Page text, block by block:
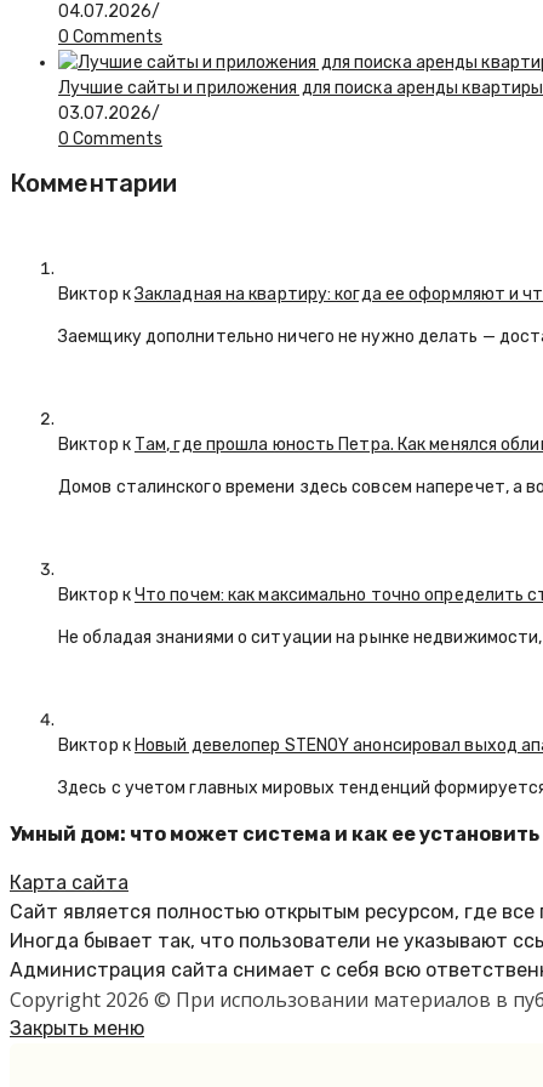
04.07.2026/
0 Comments
Лучшие сайты и приложения для поиска аренды
03.07.2026/
0 Comments
Комментарии
Виктор кЗакладная на квартиру: когда ее оформляют и
Заемщику дополнительно ничего не нужно делать —
Виктор к Там, где прошла юность Петра. Как менялся
Домов сталинского времени здесь совсем наперечет, а
Виктор кЧто почем: как максимально точно определить
Не обладая знаниями о ситуации на рынке
Виктор к Новый девелопер STENOY анонсировал выход
Здесь с учетом главных мировых тенденций
Умный дом: что может система и как ее установить
Карта сайта
Сайт является полностью открытым ресурсом, где
Иногда бывает так, что пользователи не указывают
Администрация сайта снимает с себя всю
Copyright 2026 © При использовании материалов в
Закрыть меню